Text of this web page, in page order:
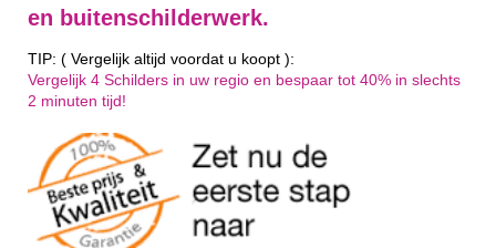
en buitenschilderwerk.
TIP: ( Vergelijk altijd voordat u koopt ):
Vergelijk 4 Schilders in uw regio en bespaar tot 40% in slechts
2 minuten tijd!